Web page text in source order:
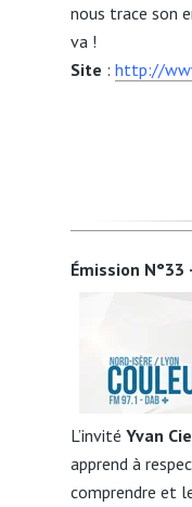
nous trace son
va !
Site : http://
Émission N°33
L’invité Yvan
apprend à
comprendre et